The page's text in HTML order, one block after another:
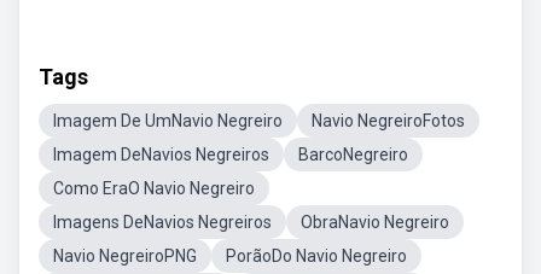
Tags
Imagem De UmNavio Negreiro
Navio NegreiroFotos
Imagem DeNavios Negreiros
BarcoNegreiro
Como EraO Navio Negreiro
Imagens DeNavios Negreiros
ObraNavio Negreiro
Navio NegreiroPNG
PorãoDo Navio Negreiro